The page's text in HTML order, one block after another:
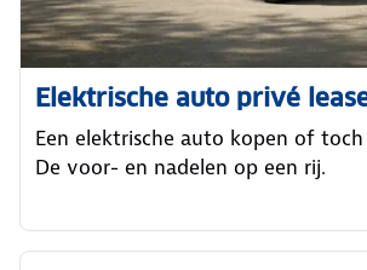
Elektrische auto privé
Een elektrische auto kopen of toch
De voor- en nadelen op een rij.